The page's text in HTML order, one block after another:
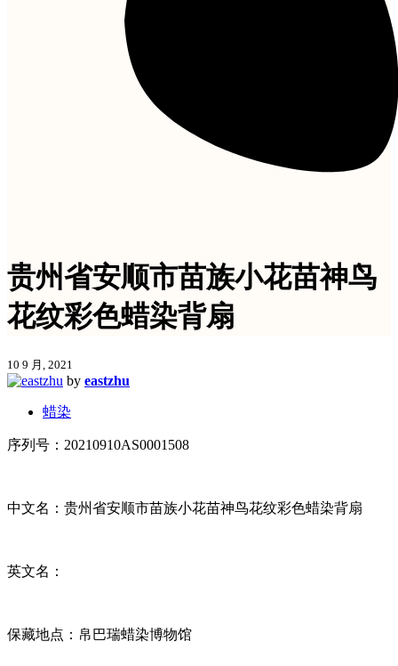
贵州省安顺市苗族小花苗神鸟
花纹彩色蜡染背扇
10 9 月, 2021
by eastzhu
蜡染
序列号：20210910AS0001508
中文名：贵州省安顺市苗族小花苗神鸟花纹彩色蜡染背扇
英文名：
保藏地点：帛巴瑞蜡染博物馆